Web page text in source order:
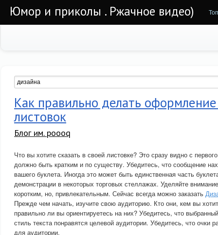
Юмор и приколы . Ржачное видео)
Как правильно делать
листовок
Блог им. poooq
Что вы хотите сказать в своей листовке? Это сразу видно с
должно быть кратким и по существу. Убедитесь, что сообщение
вашего буклета. Иногда это может быть единственная часть
демонстрации в некоторых торговых стеллажах. Уделяйте
коротким, но, привлекательным. Сейчас всегда можно заказать
Прежде чем начать, изучите свою аудиторию. Кто они, кем вы
правильно ли вы ориентируетесь на них? Убедитесь, что
стиль текста понравятся целевой аудитории. Убедитесь, что очки
для аудитории.